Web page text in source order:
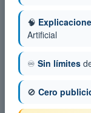
🧠
Artificial
♾️ Sin límites
🚫 Cero